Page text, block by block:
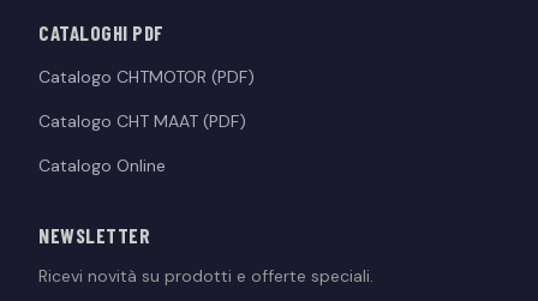
CATALOGHI PDF
Catalogo CHTMOTOR (PDF)
Catalogo CHT MAAT (PDF)
Catalogo Online
NEWSLETTER
Ricevi novità su prodotti e offerte speciali.